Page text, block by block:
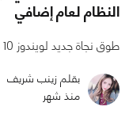
النظام لعام إضافي
طوق نجاة جديد لويندوز 10 🫠
بقلم زينب شريف
منذ شهر